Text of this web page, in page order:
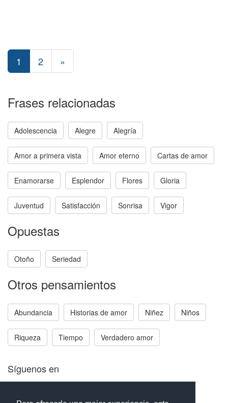
1 2 »
Frases relacionadas
Adolescencia Alegre Alegría
Amor a primera vista Amor eterno Cartas de amor
Enamorarse Esplendor Flores Gloria
Juventud Satisfacción Sonrisa Vigor
Opuestas
Otoño Seriedad
Otros pensamientos
Abundancia Historias de amor Niñez Niños
Riqueza Tiempo Verdadero amor
Síguenos en